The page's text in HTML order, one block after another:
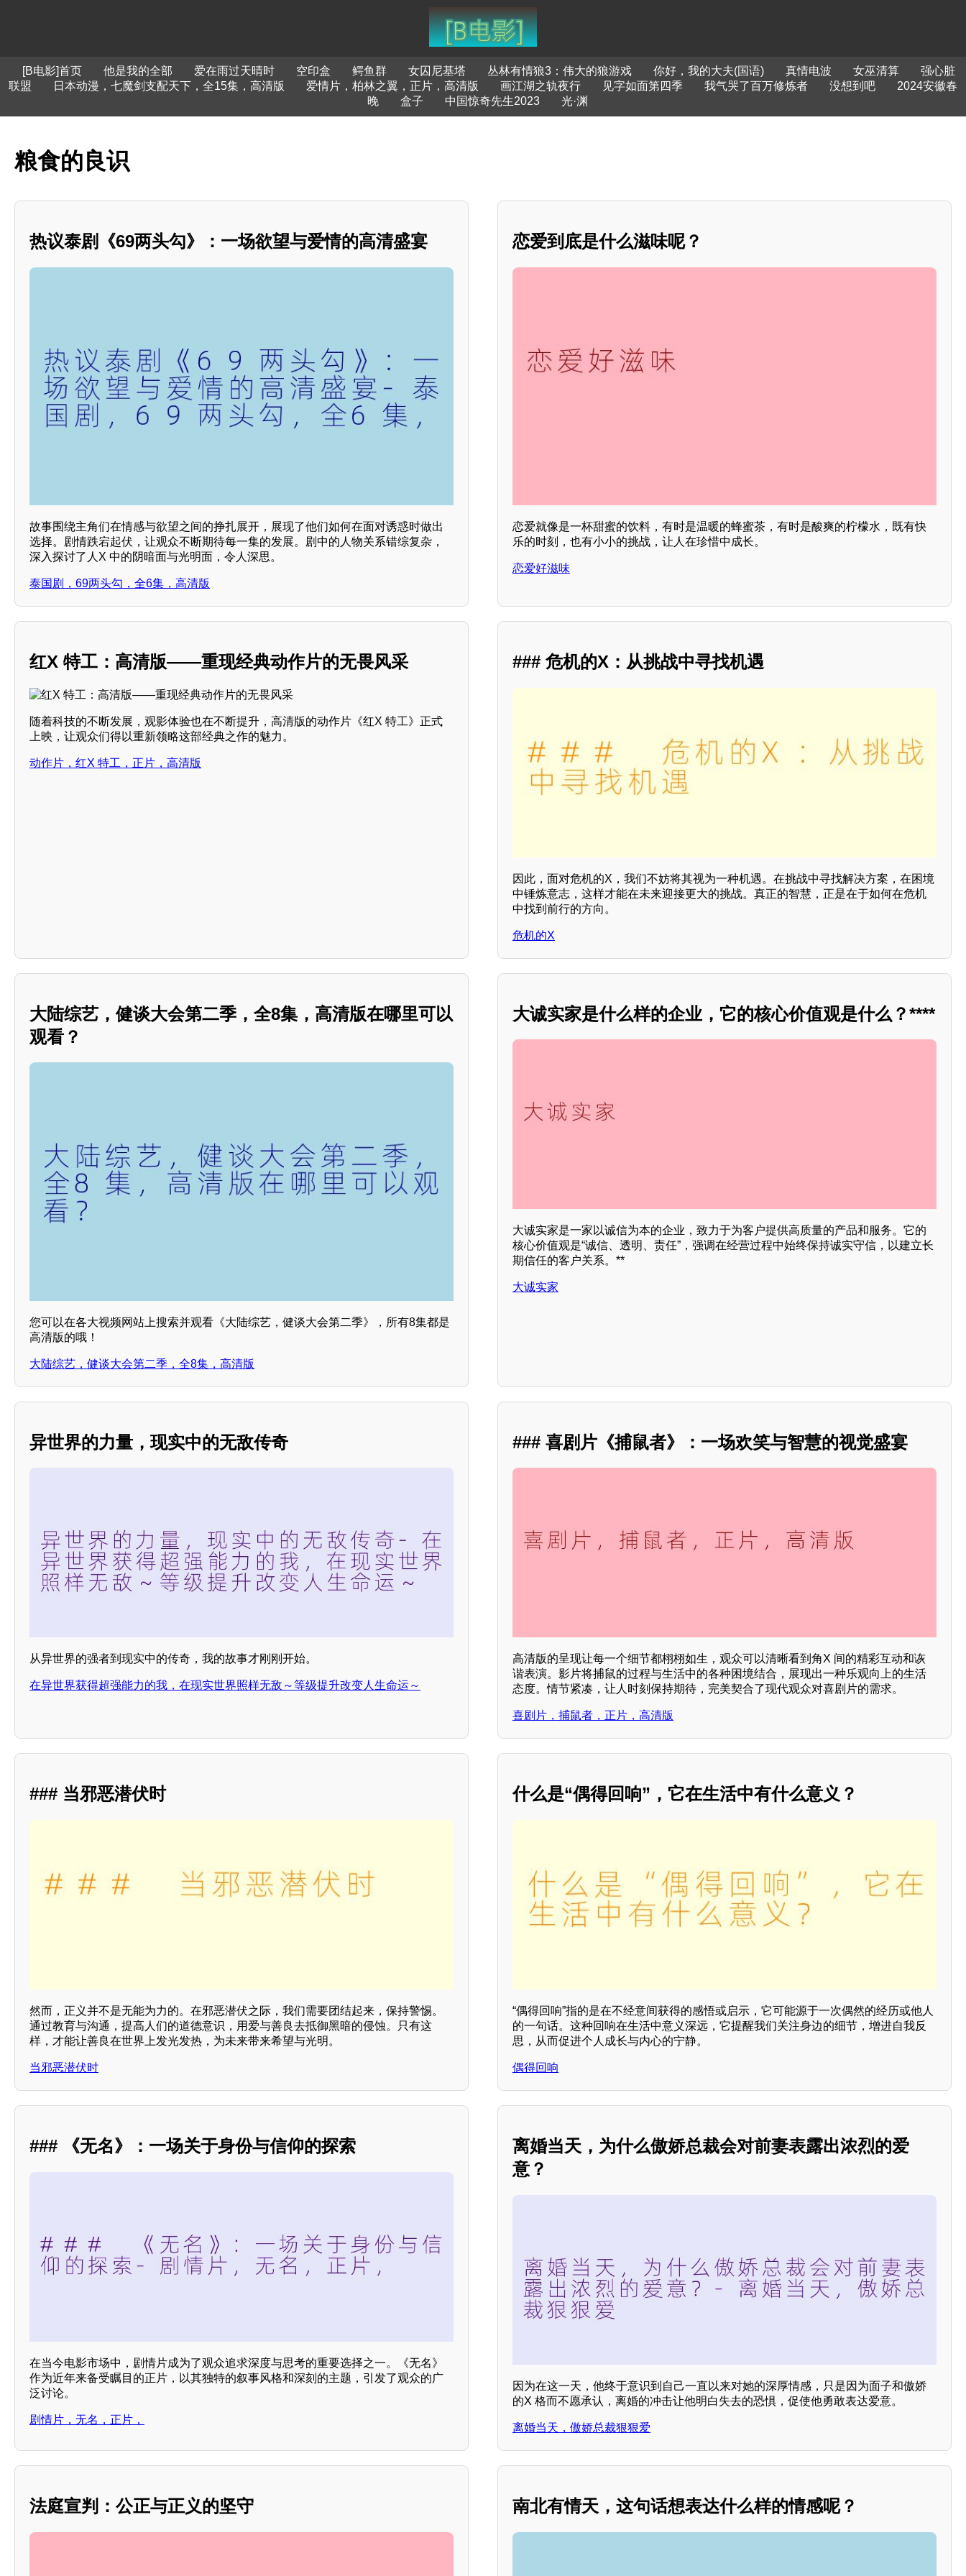
[B电影]首页 他是我的全部 爱在雨过天晴时 空印盒 鳄鱼群 女囚尼基塔 丛林有情狼3：伟大的狼游戏 你好，我的大夫(国语) 真情电波 女巫清算
强心脏
联盟
日本动漫，七魔剑支配天下，全15集，高清版 爱情片，柏林之翼，正片，高清版 画江湖之轨夜行 见字如面第四季 我气哭了百万修炼者 没想到吧
2024安徽春
晚
盒子 中国惊奇先生2023 光·渊
粮食的良识
热议泰剧《69两头勾》：一场欲望与爱情的高清盛宴
故事围绕主角们在情感与欲望之间的挣扎展开，展现了他们如何在面对诱惑时做出
选择。剧情跌宕起伏，让观众不断期待每一集的发展。剧中的人物关系错综复杂，
深入探讨了人X 中的阴暗面与光明面，令人深思。
泰国剧，69两头勾，全6集，高清版
恋爱到底是什么滋味呢？
恋爱就像是一杯甜蜜的饮料，有时是温暖的蜂蜜茶，有时是酸爽的柠檬水，既有快
乐的时刻，也有小小的挑战，让人在珍惜中成长。
恋爱好滋味
红X 特工：高清版——重现经典动作片的无畏风采
随着科技的不断发展，观影体验也在不断提升，高清版的动作片《红X 特工》正式
上映，让观众们得以重新领略这部经典之作的魅力。
动作片，红X 特工，正片，高清版
### 危机的X：从挑战中寻找机遇
因此，面对危机的X，我们不妨将其视为一种机遇。在挑战中寻找解决方案，在困境
中锤炼意志，这样才能在未来迎接更大的挑战。真正的智慧，正是在于如何在危机
中找到前行的方向。
危机的X
大陆综艺，健谈大会第二季，全8集，高清版在哪里可以
观看？
您可以在各大视频网站上搜索并观看《大陆综艺，健谈大会第二季》，所有8集都是
高清版的哦！
大陆综艺，健谈大会第二季，全8集，高清版
大诚实家是什么样的企业，它的核心价值观是什么？****
大诚实家是一家以诚信为本的企业，致力于为客户提供高质量的产品和服务。它的
核心价值观是“诚信、透明、责任”，强调在经营过程中始终保持诚实守信，以建立长
期信任的客户关系。**
大诚实家
异世界的力量，现实中的无敌传奇
从异世界的强者到现实中的传奇，我的故事才刚刚开始。
在异世界获得超强能力的我，在现实世界照样无敌～等级提升改变人生命运～
### 喜剧片《捕鼠者》：一场欢笑与智慧的视觉盛宴
高清版的呈现让每一个细节都栩栩如生，观众可以清晰看到角X 间的精彩互动和诙
谐表演。影片将捕鼠的过程与生活中的各种困境结合，展现出一种乐观向上的生活
态度。情节紧凑，让人时刻保持期待，完美契合了现代观众对喜剧片的需求。
喜剧片，捕鼠者，正片，高清版
### 当邪恶潜伏时
然而，正义并不是无能为力的。在邪恶潜伏之际，我们需要团结起来，保持警惕。
通过教育与沟通，提高人们的道德意识，用爱与善良去抵御黑暗的侵蚀。只有这
样，才能让善良在世界上发光发热，为未来带来希望与光明。
当邪恶潜伏时
什么是“偶得回响”，它在生活中有什么意义？
“偶得回响”指的是在不经意间获得的感悟或启示，它可能源于一次偶然的经历或他人
的一句话。这种回响在生活中意义深远，它提醒我们关注身边的细节，增进自我反
思，从而促进个人成长与内心的宁静。
偶得回响
### 《无名》：一场关于身份与信仰的探索
在当今电影市场中，剧情片成为了观众追求深度与思考的重要选择之一。《无名》
作为近年来备受瞩目的正片，以其独特的叙事风格和深刻的主题，引发了观众的广
泛讨论。
剧情片，无名，正片，
离婚当天，为什么傲娇总裁会对前妻表露出浓烈的爱
意？
因为在这一天，他终于意识到自己一直以来对她的深厚情感，只是因为面子和傲娇
的X 格而不愿承认，离婚的冲击让他明白失去的恐惧，促使他勇敢表达爱意。
离婚当天，傲娇总裁狠狠爱
法庭宣判：公正与正义的坚守 南北有情天，这句话想表达什么样的情感呢？